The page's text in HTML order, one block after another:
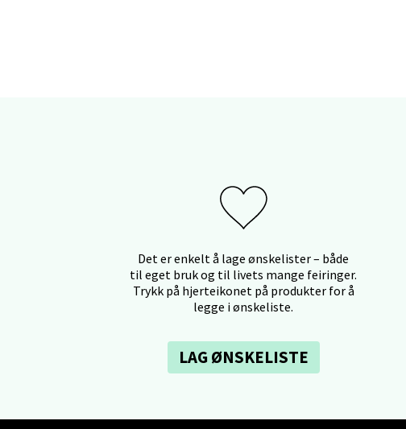
Det er enkelt å lage ønskelister – både
til eget bruk og til livets mange feiringer.
Trykk på hjerteikonet på produkter for å
legge i ønskeliste.
LAG ØNSKELISTE
Bergen -
Torget 7, 3210